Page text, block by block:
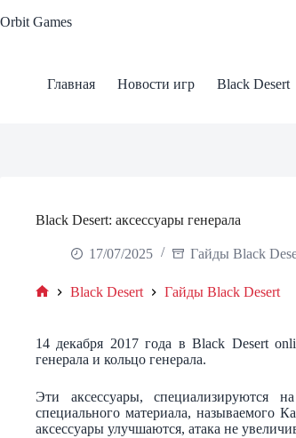
to
Orbit Games
Главная Новости игр Black Desert
Black Desert: аксессуары генерала
17/07/2025 Гайды Black
Black Desert Гайды Black Desert
14 декабря 2017 года в Black Desert
генерала и кольцо генерала.
Эти аксессуары, специализируются
специального материала, называемого
аксессуары улучшаются, атака не